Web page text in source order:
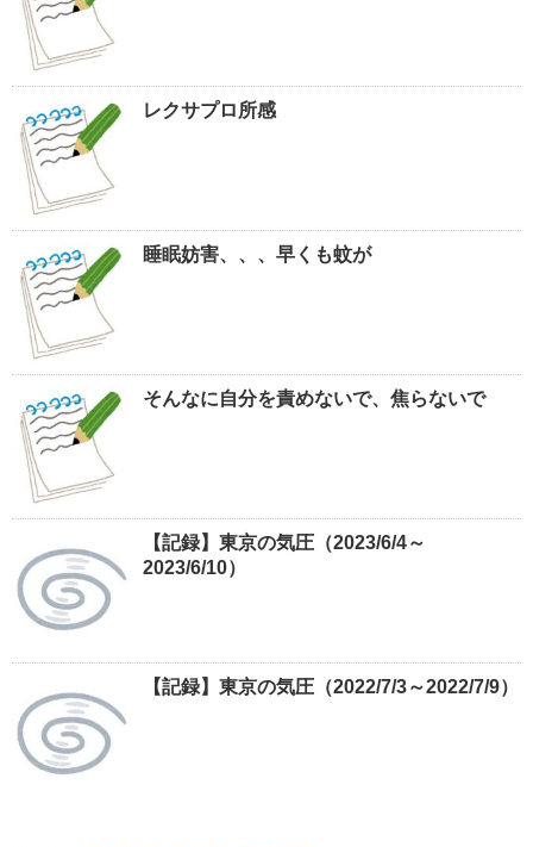
レクサプロ所感
睡眠妨害、、、早くも蚊が
そんなに自分を責めないで、焦らないで
【記録】東京の気圧（2023/6/4～
2023/6/10）
【記録】東京の気圧（2022/7/3～2022/7/9）